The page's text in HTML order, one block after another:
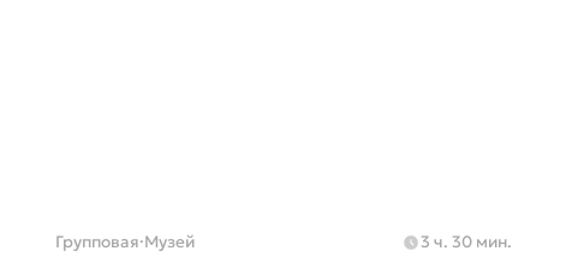
Групповая·Музей 3 ч. 30 мин.